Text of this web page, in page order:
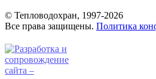
© Тепловодохран, 1997-2026
Все права защищены. Политика